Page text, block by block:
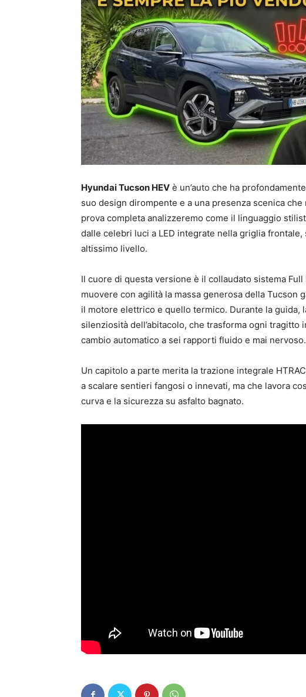
Hyundai Tucson HEV è un’auto che ha
suo design dirompente e a una presenza scenica
prova completa analizzeremo come il linguaggio
dalle celebri luci a LED integrate nella griglia
altissimo livello.
Il cuore di questa versione è il collaudato sistema
muovere con agilità la massa generosa della
il motore elettrico e quello termico. Durante la guida,
silenziosità dell’abitacolo, che trasforma ogni tragitto
cambio automatico a sei rapporti fluido e mai nervoso.
Un capitolo a parte merita la trazione integrale
a scalare sentieri fangosi o innevati, ma che lavora
curva e la sicurezza su asfalto bagnato.